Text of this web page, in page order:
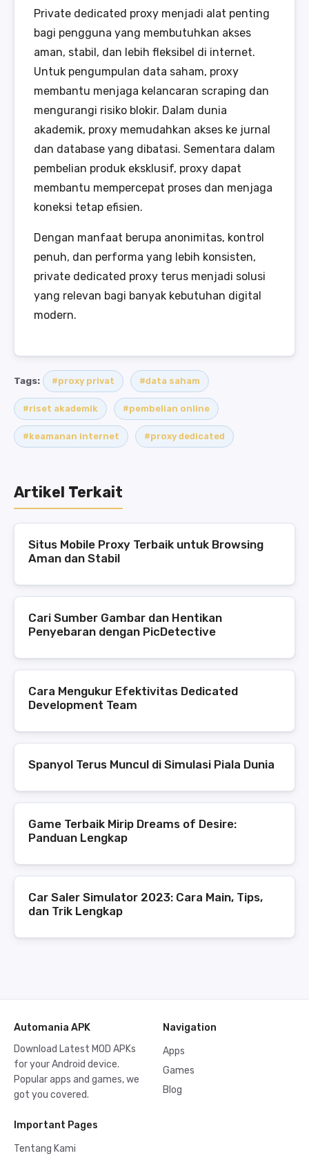
Private dedicated proxy menjadi alat penting
bagi pengguna yang membutuhkan akses
aman, stabil, dan lebih fleksibel di internet.
Untuk pengumpulan data saham, proxy
membantu menjaga kelancaran scraping dan
mengurangi risiko blokir. Dalam dunia
akademik, proxy memudahkan akses ke jurnal
dan database yang dibatasi. Sementara dalam
pembelian produk eksklusif, proxy dapat
membantu mempercepat proses dan menjaga
koneksi tetap efisien.
Dengan manfaat berupa anonimitas, kontrol
penuh, dan performa yang lebih konsisten,
private dedicated proxy terus menjadi solusi
yang relevan bagi banyak kebutuhan digital
modern.
Tags: #proxy privat #data saham
#riset akademik #pembelian online
#keamanan internet #proxy dedicated
Artikel Terkait
Situs Mobile Proxy Terbaik untuk Browsing
Aman dan Stabil
Cari Sumber Gambar dan Hentikan
Penyebaran dengan PicDetective
Cara Mengukur Efektivitas Dedicated
Development Team
Spanyol Terus Muncul di Simulasi Piala Dunia
Game Terbaik Mirip Dreams of Desire:
Panduan Lengkap
Car Saler Simulator 2023: Cara Main, Tips,
dan Trik Lengkap
Automania APK
Download Latest MOD APKs
for your Android device.
Popular apps and games, we
got you covered.
Navigation
Apps
Games
Blog
Important Pages
Tentang Kami